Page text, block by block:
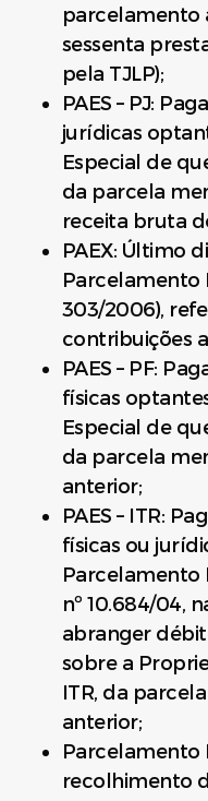
parcelamento
sessenta
pela TJLP);
PAES – PJ:
jurídicas
Especial de
da parcela
receita bruta
PAEX: Último
Parcelamento
303/2006),
contribuições
PAES – PF:
físicas
Especial de
da parcela
anterior;
PAES – ITR:
físicas ou
Parcelamento
nº 10.684/04,
abranger
sobre a
ITR, da
anterior;
Parcelamento
recolhimento